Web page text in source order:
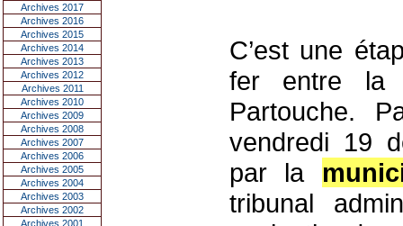
Archives 2017
Archives 2016
Archives 2015
Archives 2014
Archives 2013
Archives 2012
Archives 2011
Archives 2010
Archives 2009
Archives 2008
Archives 2007
Archives 2006
Archives 2005
Archives 2004
Archives 2003
Archives 2002
Archives 2001
C’est une
fer entre la
Partouche.
vendredi 19
par la
tribunal